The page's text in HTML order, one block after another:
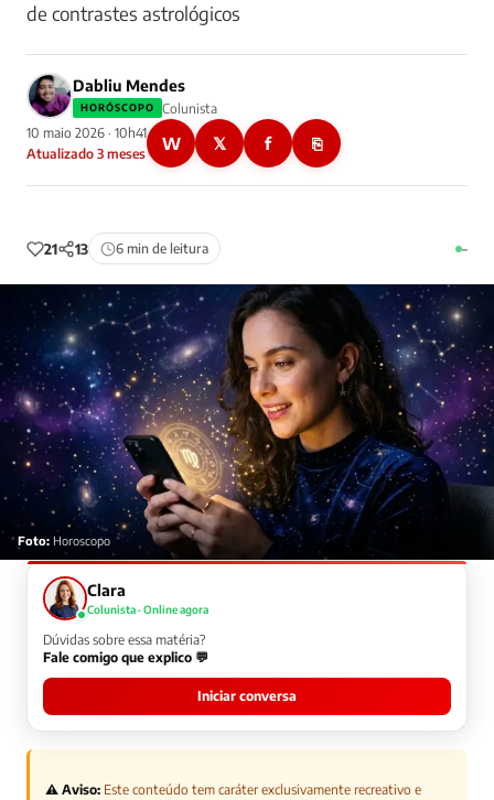
de contrastes astrológicos
Dabliu Mendes
HORÓSCOPO
Colunista
10 maio 2026 · 10h41
Atualizado 3 meses
W 𝕏 f ⎘
21 13 6 min de leitura –
Foto: Horoscopo
Clara
Colunista · Online agora
Dúvidas sobre essa matéria?
Fale comigo que explico 💬
Iniciar conversa
⚠️ Aviso: Este conteúdo tem caráter exclusivamente recreativo e